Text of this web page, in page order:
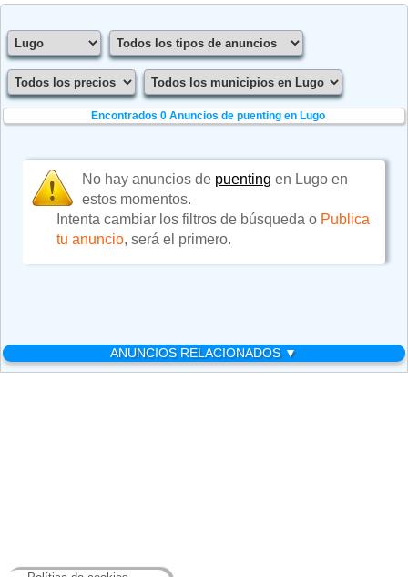
Encontrados 0 Anuncios de puenting en Lugo
No hay anuncios de puenting en Lugo en
estos momentos.
Intenta cambiar los filtros de búsqueda o Publica
tu anuncio, será el primero.
ANUNCIOS RELACIONADOS ▼